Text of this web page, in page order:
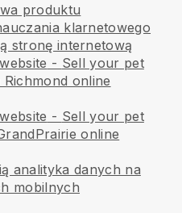
produktu
klarnetowego
stronę internetową
- Sell your pet
online
- Sell your pet
online
analityka danych na
mobilnych